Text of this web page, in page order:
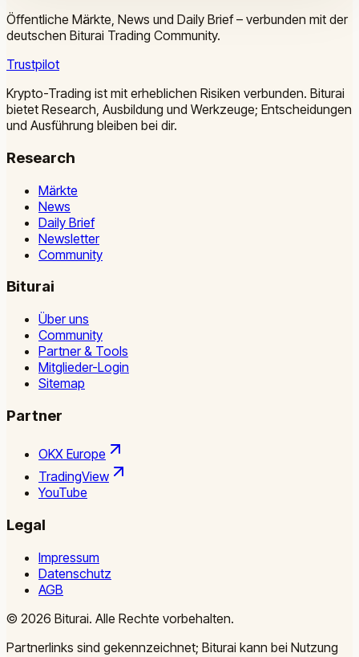
Öffentliche Märkte, News und Daily Brief – verbunden mit der
deutschen Biturai Trading Community.
Trustpilot
Krypto-Trading ist mit erheblichen Risiken verbunden. Biturai
bietet Research, Ausbildung und Werkzeuge; Entscheidungen
und Ausführung bleiben bei dir.
Research
Märkte
News
Daily Brief
Newsletter
Community
Biturai
Über uns
Community
Partner & Tools
Mitglieder-Login
Sitemap
Partner
OKX Europe
TradingView
YouTube
Legal
Impressum
Datenschutz
AGB
© 2026 Biturai. Alle Rechte vorbehalten.
Partnerlinks sind gekennzeichnet; Biturai kann bei Nutzung